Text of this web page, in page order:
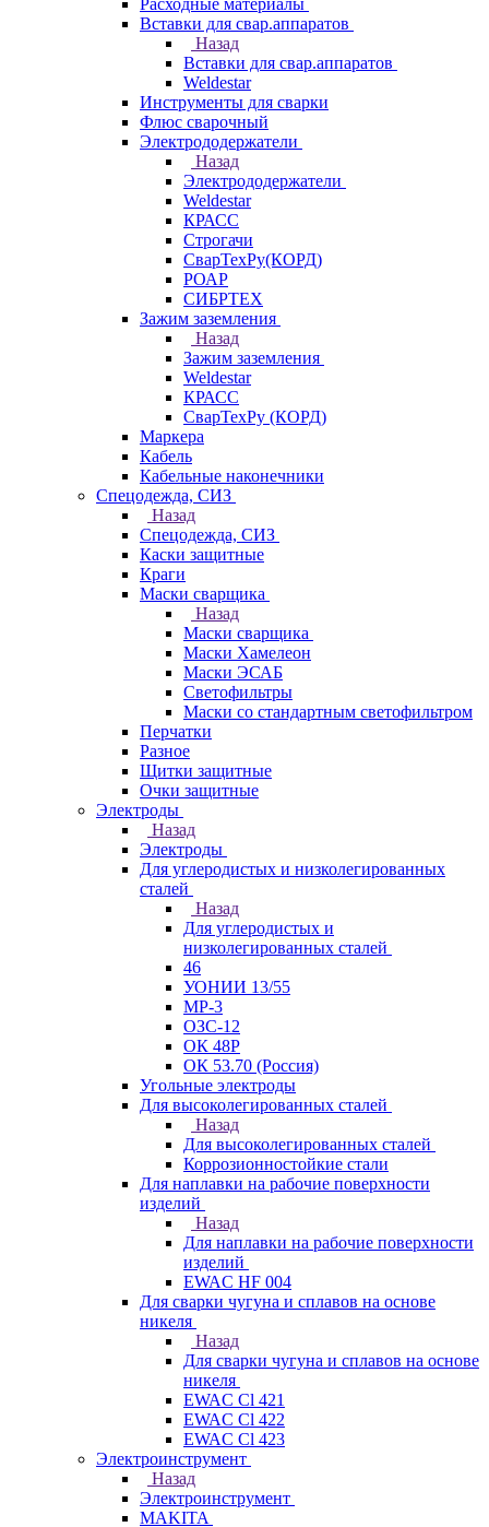
Расходные материалы
Вставки для свар.аппаратов
Назад
Вставки для свар.аппаратов
Weldestar
Инструменты для сварки
Флюс сварочный
Электрододержатели
Назад
Электрододержатели
Weldestar
КРАСС
Строгачи
СварТехРу(КОРД)
РОАР
СИБРТЕХ
Зажим заземления
Назад
Зажим заземления
Weldestar
КРАСС
СварТехРу (КОРД)
Маркера
Кабель
Кабельные наконечники
Спецодежда, СИЗ
Назад
Спецодежда, СИЗ
Каски защитные
Краги
Маски сварщика
Назад
Маски сварщика
Маски Хамелеон
Маски ЭСАБ
Светофильтры
Маски со стандартным светофильтром
Перчатки
Разное
Щитки защитные
Очки защитные
Электроды
Назад
Электроды
Для углеродистых и низколегированных
сталей
Назад
Для углеродистых и
низколегированных сталей
46
УОНИИ 13/55
МР-3
ОЗС-12
ОК 48Р
ОК 53.70 (Россия)
Угольные электроды
Для высоколегированных сталей
Назад
Для высоколегированных сталей
Коррозионностойкие стали
Для наплавки на рабочие поверхности
изделий
Назад
Для наплавки на рабочие поверхности
изделий
EWAC HF 004
Для сварки чугуна и сплавов на основе
никеля
Назад
Для сварки чугуна и сплавов на основе
никеля
EWAC Cl 421
EWAC Cl 422
EWAC Cl 423
Электроинструмент
Назад
Электроинструмент
МAKITA